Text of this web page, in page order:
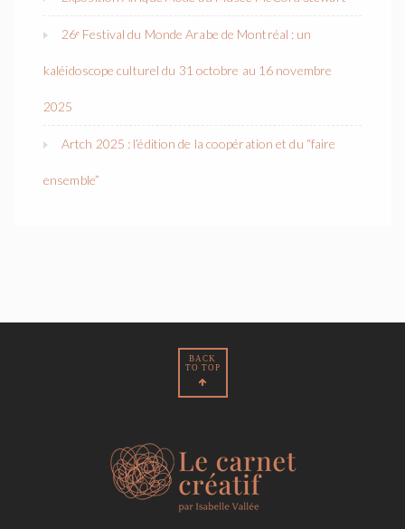
26ᵉ Festival du Monde Arabe de Montréal : un
kaléidoscope culturel du 31 octobre au 16 novembre
2025
Artch 2025 : l’édition de la coopération et du “faire
ensemble”
BACK
TO TOP